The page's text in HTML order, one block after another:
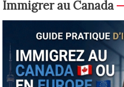
Immigrer au Canada